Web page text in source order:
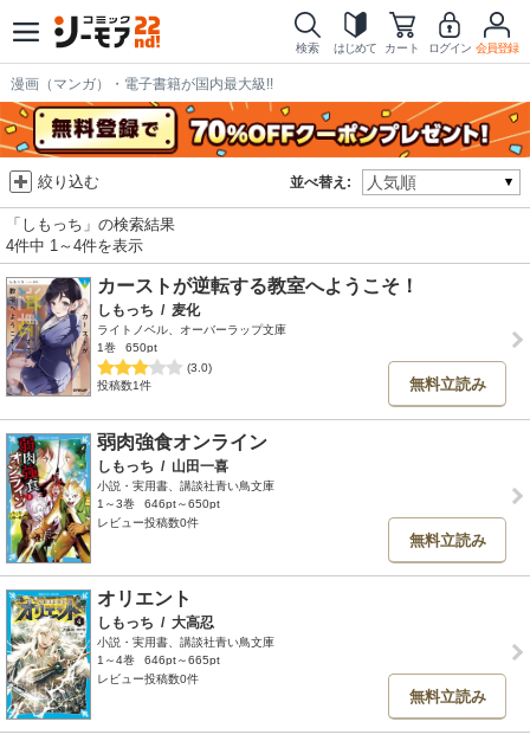
検索 はじめて カート ログイン 会員登録
漫画（マンガ）・電子書籍が国内最大級!!
並べ替え:
絞り込む
「しもっち」の検索結果
4件中 1～4件を表示
カーストが逆転する教室へようこそ！
しもっち / 麦化
ライトノベル、オーバーラップ文庫
1巻
650pt
(3.0)
投稿数1件
無料立読み
弱肉強食オンライン
しもっち / 山田一喜
小説・実用書、講談社青い鳥文庫
1～3巻
646pt～650pt
レビュー投稿数0件
無料立読み
オリエント
しもっち / 大高忍
小説・実用書、講談社青い鳥文庫
1～4巻
646pt～665pt
レビュー投稿数0件
無料立読み